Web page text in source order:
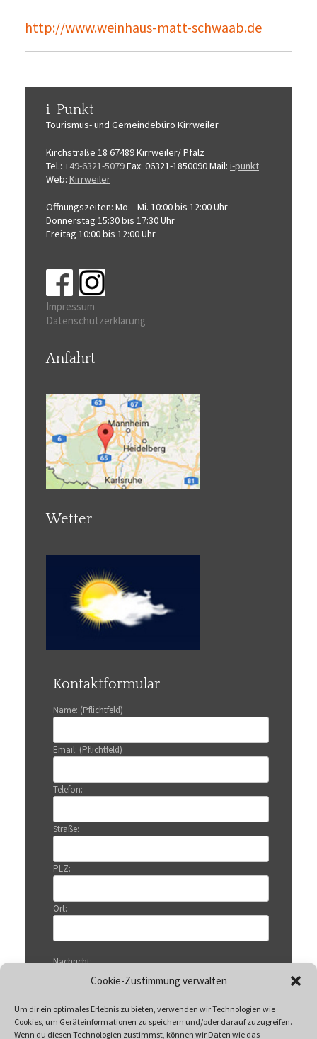
Cookie-Zustimmung verwalten
Um dir ein optimales Erlebnis zu bieten, verwenden wir Technologien wie
Cookies, um Geräteinformationen zu speichern und/oder darauf zuzugreifen.
Wenn du diesen Technologien zustimmst, können wir Daten wie das
http://www.weinhaus-matt-schwaab.de
i-Punkt
Tourismus-und Gemeindebüro Kirrweiler
Kirchstraße 18 67489 Kirrweiler/ Pfalz
Tel.: +49-6321-5079Fax: 06321-1850090Mail: i-punkt
Web: Kirrweiler
Öffnungszeiten: Mo. - Mi. 10:00 bis 12:00 Uhr
Donnerstag 15:30 bis 17:30 Uhr
Freitag 10:00 bis 12:00 Uhr
Impressum
Datenschutzerklärung
Anfahrt
Wetter
Kontaktformular
Name: (Pflichtfeld)
Email: (Pflichtfeld)
Telefon:
Straße:
PLZ:
Ort:
Nachricht: